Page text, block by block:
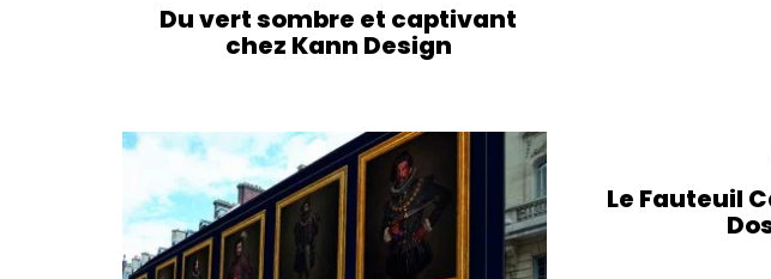
Du vert sombre et captivant
chez Kann Design
Le Fauteuil